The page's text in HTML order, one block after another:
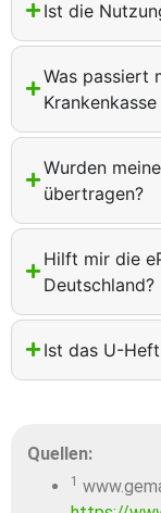
Ist die
Was passiert
Wurden
übertragen?
Hilft mir die
Deutschland?
Ist das U-
Quellen:
1